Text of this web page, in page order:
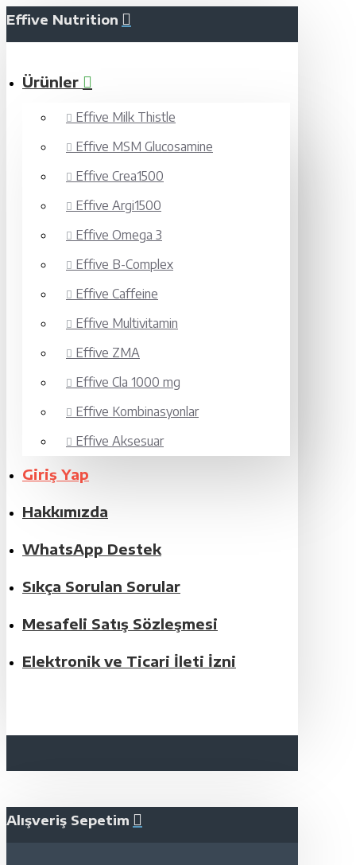
Effive Nutrition
Ürünler
Effive Milk Thistle
Effive MSM Glucosamine
Effive Crea1500
Effive Argi1500
Effive Omega 3
Effive B-Complex
Effive Caffeine
Effive Multivitamin
Effive ZMA
Effive Cla 1000 mg
Effive Kombinasyonlar
Effive Aksesuar
Giriş Yap
Hakkımızda
WhatsApp Destek
Sıkça Sorulan Sorular
Mesafeli Satış Sözleşmesi
Elektronik ve Ticari İleti İzni
Alışveriş Sepetim